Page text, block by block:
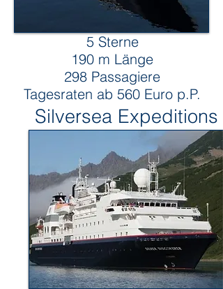
5 Sterne
190 m Länge
298 Passagiere
Tagesraten ab 560 Euro p.P.
Silversea Expeditions